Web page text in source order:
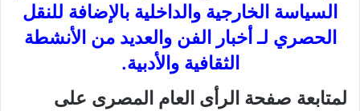
السياسة الخارجية والداخلية بالإضافة للنقل
الحصري لـ أخبار الفن والعديد من الأنشطة
الثقافية والأدبية.
لمتابعة صفحة الرأى العام المصرى على